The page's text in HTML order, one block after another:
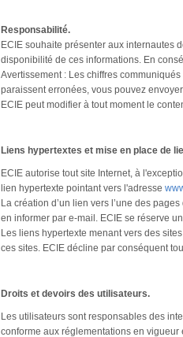
Responsabilité.
ECIE souhaite présenter aux internautes
disponibilité de ces informations. En
Avertissement : Les chiffres
paraissent erronées, vous pouvez
ECIE peut modifier à tout moment le
Liens hypertextes et mise en place de
ECIE autorise tout site Internet, à
lien hypertexte pointant vers l'adresse
La création d’un lien vers l’une des
en informer par e-mail. ECIE se réserve
Les liens hypertexte menant vers des
ces sites. ECIE décline par conséquent
Droits et devoirs des utilisateurs.
Les utilisateurs sont responsables des
conforme aux réglementations en